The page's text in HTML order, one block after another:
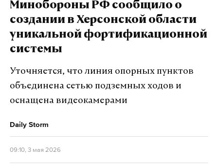
Подпишитесь на Daily Storm в MAX
работает там, где тормозит интернет.
А еще мы есть вTelegram,ДзениVK.
Дзен VK
Минобороны РФ сообщило о
создании в Херсонской области
уникальной фортификационной
системы
Уточняется, что линия опорных пунктов
объединена сетью подземных ходов и
оснащена видеокамерами
Daily Storm
09:10, 3 мая 2026